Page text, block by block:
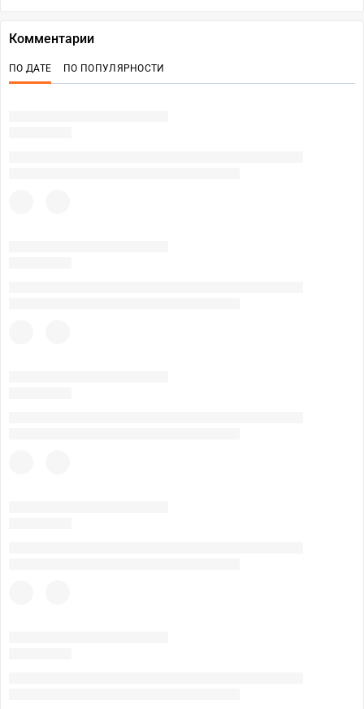
Комментарии
ПО ДАТЕ ПО ПОПУЛЯРНОСТИ